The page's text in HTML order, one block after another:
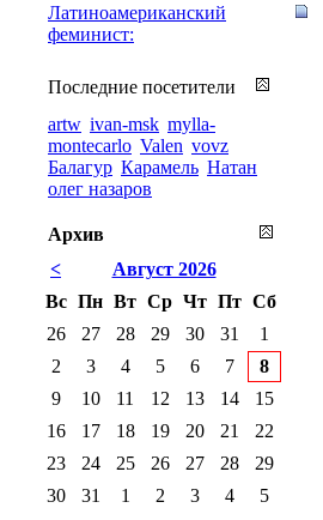
Латиноамериканский
феминист:
Последние посетители
artw ivan-msk mylla-
montecarlo Valen vovz
Балагур Карамель Натан
олег назаров
Архив
<
Август 2026
Вс Пн Вт Ср Чт Пт Сб
26
27 28 29 30 31
1
2
3 4 5 6 7
8
9
10 11 12 13 14
15
16
17 18 19 20 21
22
23
24 25 26 27 28
29
30
31 1 2 3 4 5